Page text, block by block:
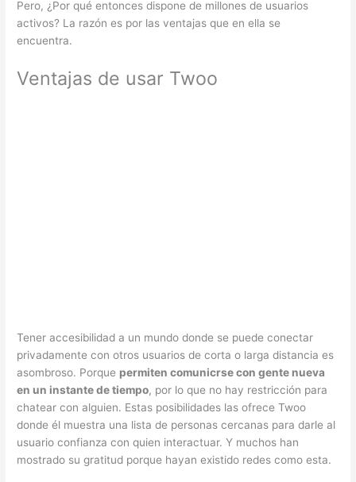
Pero, ¿Por qué entonces dispone de millones de usuarios
activos? La razón es por las ventajas que en ella se
encuentra.
Ventajas de usar Twoo
Tener accesibilidad a un mundo donde se puede conectar
privadamente con otros usuarios de corta o larga distancia es
asombroso. Porque permiten comunicrse con gente nueva
en un instante de tiempo, por lo que no hay restricción para
chatear con alguien. Estas posibilidades las ofrece Twoo
donde él muestra una lista de personas cercanas para darle al
usuario confianza con quien interactuar. Y muchos han
mostrado su gratitud porque hayan existido redes como esta.